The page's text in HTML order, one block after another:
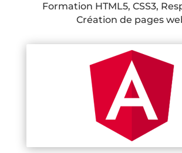
Formation HTML5, CSS3,
Création de pages